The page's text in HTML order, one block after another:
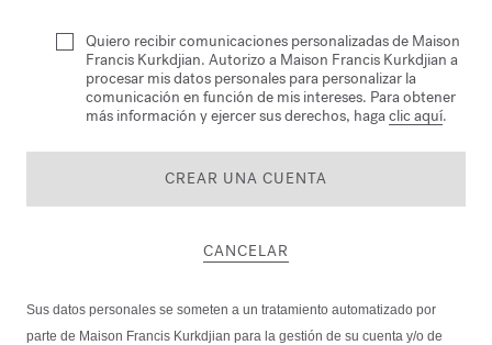
Quiero recibir comunicaciones personalizadas de Maison
Francis Kurkdjian. Autorizo a Maison Francis Kurkdjian a
procesar mis datos personales para personalizar la
comunicación en función de mis intereses. Para obtener
más información y ejercer sus derechos, hagaclic aquí.
CREAR UNA CUENTA
CANCELAR
Sus datos personales se someten a un tratamiento automatizado por
parte de Maison Francis Kurkdjian para la gestión de su cuenta y/o de